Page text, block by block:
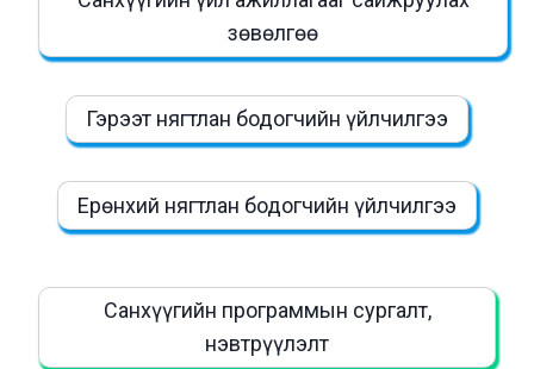
зөвөлгөө
Гэрээт нягтлан бодогчийн үйлчилгээ
Ерөнхий нягтлан бодогчийн үйлчилгээ
Санхүүгийн программын сургалт,
нэвтрүүлэлт